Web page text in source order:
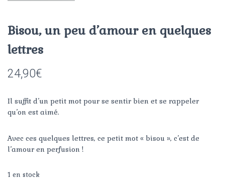
Bisou, un peu d’amour en quelques
lettres
24,90€
Il suffit d’un petit mot pour se sentir bien et se rappeler
qu’on est aimé.
Avec ces quelques lettres, ce petit mot « bisou », c’est de
l’amour en perfusion !
1 en stock